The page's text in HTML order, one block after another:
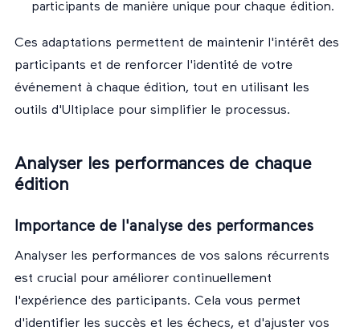
participants de manière unique pour chaque édition.
Ces adaptations permettent de maintenir l'intérêt des
participants et de renforcer l'identité de votre
événement à chaque édition, tout en utilisant les
outils d'Ultiplace pour simplifier le processus.
Analyser les performances de chaque
édition
Importance de l'analyse des performances
Analyser les performances de vos salons récurrents
est crucial pour améliorer continuellement
l'expérience des participants. Cela vous permet
d'identifier les succès et les échecs, et d'ajuster vos